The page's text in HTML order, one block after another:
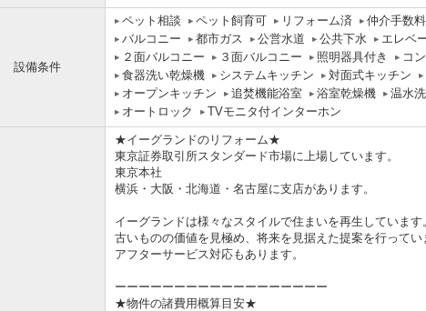
設備条件
ペット相談 ペット飼育可 リフォーム済 仲介手数
バルコニー
都市ガス 公営水道 公共下水 エレベ
２面バルコニー
３面バルコニー 照明器具付き
コ
食器洗い乾燥機
システムキッチン 対面式キッチン
オープンキッチン
追焚機能浴室 浴室乾燥機 温水
オートロック
TVモニタ付インターホン
★イーグランドのリフォーム★
東京証券取引所スタンダード市場に上場しています。
東京本社
横浜・大阪・北海道・名古屋に支店があります。
イーグランドは様々なスタイルで住まいを再生しています
古いものの価値を見極め、将来を見据えた提案を行ってい
アフターサービス対応もあります。
ーーーーーーーーーーーーーーーーーー
★物件の諸費用概算目安★